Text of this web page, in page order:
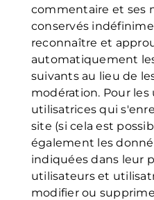
commentaire et ses
conservés
reconnaître et
automatiquement
suivants au lieu de
modération. Pour
utilisatrices qui
site (si cela est
également les
indiquées dans leur
utilisateurs et
modifier ou